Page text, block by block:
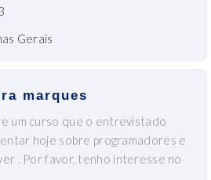
Gerais
marques
um curso que o entrevistado
hoje sobre programadores e
. Por favor, tenho interesse no